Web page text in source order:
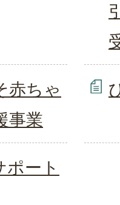
赤ちゃ
事業
ポート